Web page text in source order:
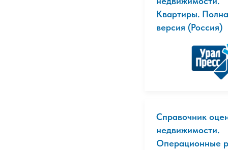
Квартиры.
версия (Россия)
Справочник
недвижимости.
Операционные